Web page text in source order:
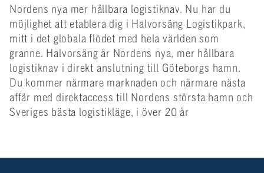
Nordens nya mer hållbara logistiknav. Nu har du
möjlighet att etablera dig i Halvorsäng Logistikpark,
mitt i det globala flödet med hela världen som
granne. Halvorsäng är Nordens nya, mer hållbara
logistiknav i direkt anslutning till Göteborgs hamn.
Du kommer närmare marknaden och närmare nästa
affär med direktaccess till Nordens största hamn och
Sveriges bästa logistikläge, i över 20 år